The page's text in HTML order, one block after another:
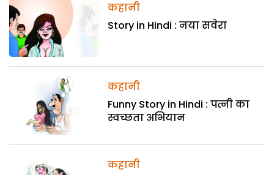
कहानी
Story in Hindi : नया सवेरा
कहानी
Funny Story in Hindi : पत्नी का
स्वच्छता अभियान
कहानी